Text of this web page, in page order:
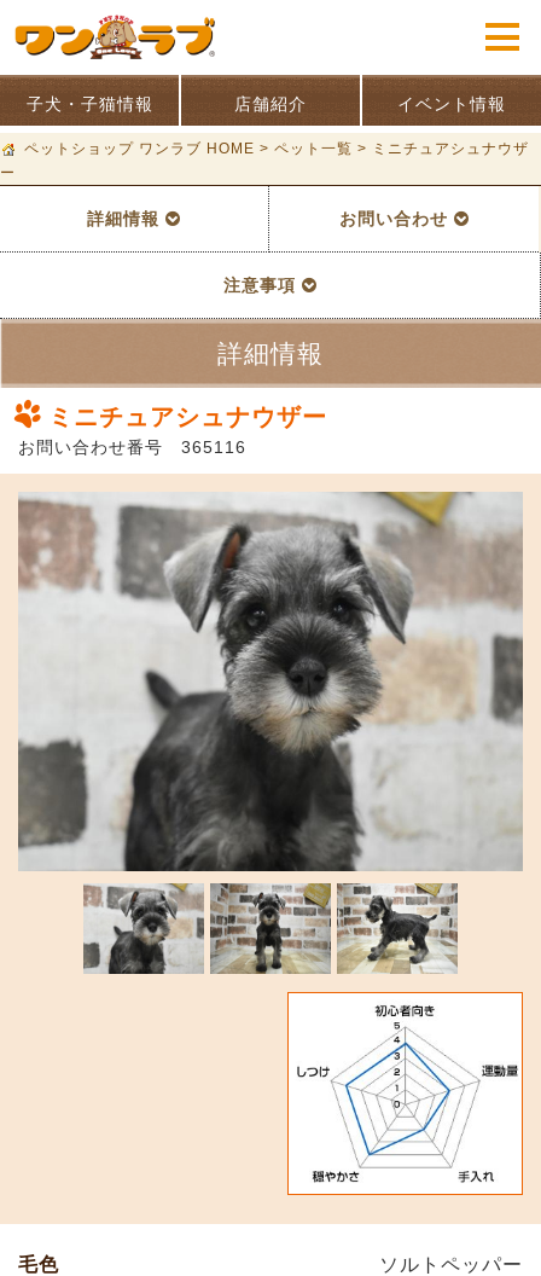
子犬・子猫情報 店舗紹介 イベント情報
ペットショップ ワンラブ HOME > ペット一覧 > ミニチュアシュナウザ
ー
詳細情報 お問い合わせ
注意事項
詳細情報
ミニチュアシュナウザー
お問い合わせ番号 365116
毛色 ソルトペッパー